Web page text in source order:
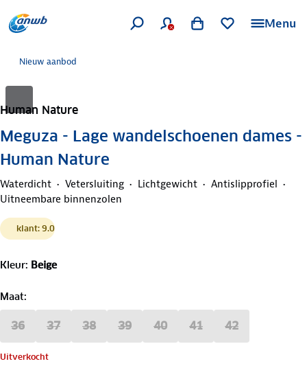
Menu
Nieuw aanbod
Human Nature
Meguza - Lage wandelschoenen dames -
Human Nature
Waterdicht Vetersluiting Lichtgewicht
Antislipprofiel
Uitneembare binnenzolen
klant: 9.0
Kleur: Beige
Maat:
36 37 38 39 40 41 42
Uitverkocht